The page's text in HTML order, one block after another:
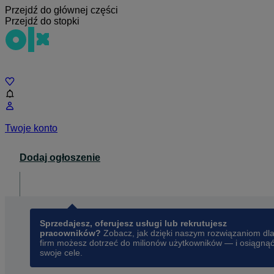
Przejdź do głównej części
Przejdź do stopki
Twoje konto
Dodaj ogłoszenie
Sprzedajesz, oferujesz usługi lub rekrutujesz
pracowników? Zobacz, jak dzięki naszym rozwiązaniom dla
firm możesz dotrzeć do milionów użytkowników — i osiągnąć
swoje cele.